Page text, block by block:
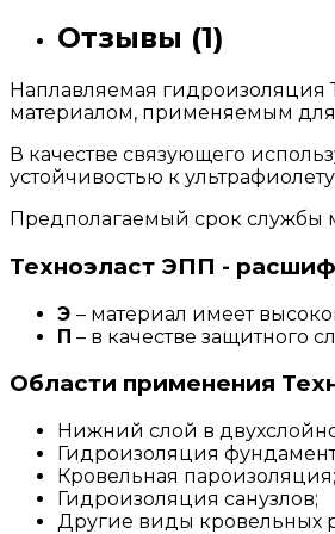
Отзывы (1)
Наплавляемая гидроизоляция
материалом, применяемым для
В качестве связующего
устойчивостью к
Предполагаемый срок службы
Техноэласт ЭПП -
Э – материал имеет
П – в качестве защитного
Области применения
Нижний слой в
Гидроизоляция
Кровельная пароизоляция;
Гидроизоляция санузлов;
Другие виды кровельных